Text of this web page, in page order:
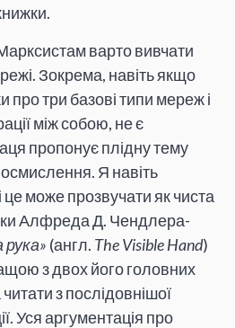
варто вивчати
Зокрема, навіть якщо
про три базові типи мереж і
між собою, не є
пропонує плідну тему
Я навіть
може прозвучати як чиста
Алфреда Д. Чендлера-
(англ. The Visible Hand)
з двох його головних
з послідовнішої
Уся аргументація про